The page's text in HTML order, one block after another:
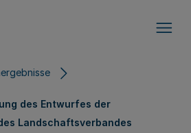
des Entwurfes der
Landschaftsverbandes